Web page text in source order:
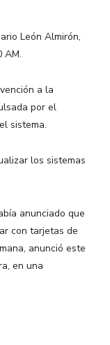
León Almirón,
AM.
a la
por el
sistema.
los sistemas
anunciado que
con tarjetas de
anunció este
en una